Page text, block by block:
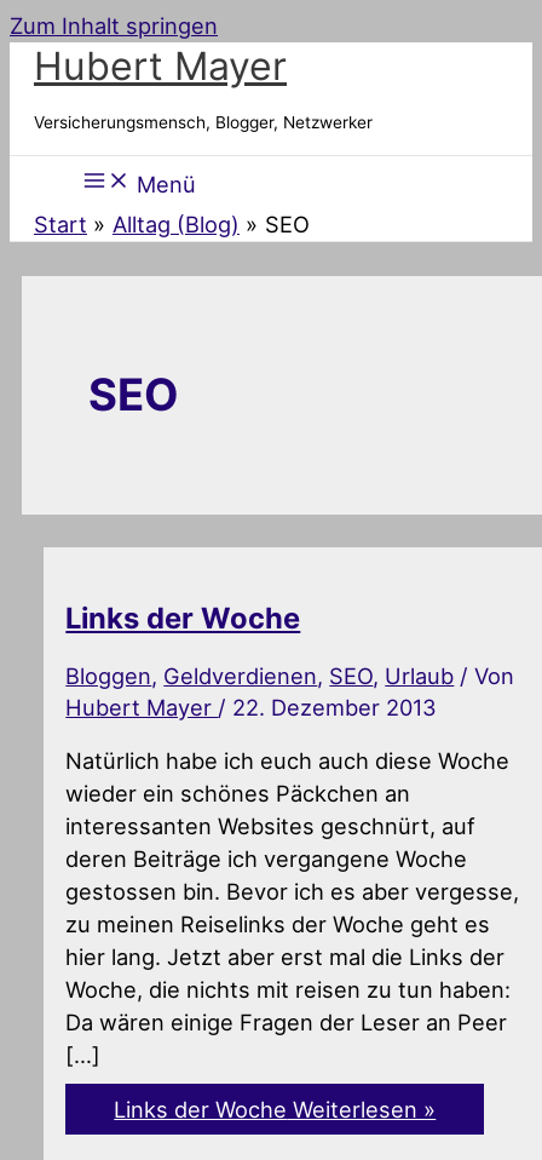
Zum Inhalt springen
Hubert Mayer
Versicherungsmensch, Blogger, Netzwerker
Menü
Start
Alltag (Blog) SEO
SEO
Links der Woche
Bloggen, Geldverdienen, SEO, Urlaub / Von
Hubert Mayer / 22. Dezember 2013
Natürlich habe ich euch auch diese Woche
wieder ein schönes Päckchen an
interessanten Websites geschnürt, auf
deren Beiträge ich vergangene Woche
gestossen bin. Bevor ich es aber vergesse,
zu meinen Reiselinks der Woche geht es
hier lang. Jetzt aber erst mal die Links der
Woche, die nichts mit reisen zu tun haben:
Da wären einige Fragen der Leser an Peer
[…]
Links der Woche Weiterlesen »